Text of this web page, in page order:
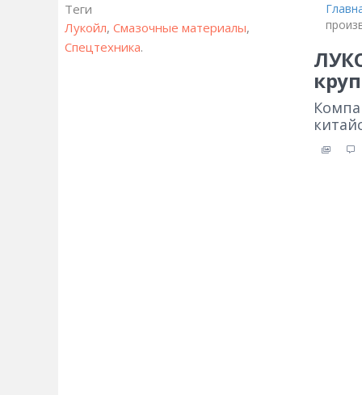
Теги
Лукойл, Смазочные материалы,
Спецтехника.